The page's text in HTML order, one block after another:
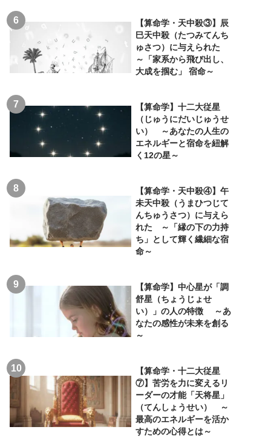
【算命学・天中殺③】辰
巳天中殺（たつみてんち
ゅさつ）に与えられた
～「家系から飛び出し、
大成を掴む」 宿命～
【算命学】十二大従星
（じゅうにだいじゅうせ
い） ～あなたの人生の
エネルギーと宿命を紐解
く12の星～
【算命学・天中殺④】午
未天中殺（うまひつじて
んちゅうさつ）に与えら
れた ～「縁の下の力持
ち」として輝く繊細な宿
命～
【算命学】中心星が「調
舒星（ちょうじょせ
い）」の人の特徴 ～あ
なたの感性が未来を創る
～
【算命学・十二大従星
⑦】苦労を力に変えるリ
ーダーの才能「天将星」
（てんしょうせい） ～
最高のエネルギーを活か
すための心得とは～